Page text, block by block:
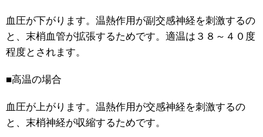
血圧が下がります。温熱作用が副交感神経を刺激するの
と、末梢血管が拡張するためです。適温は３８～４０度
程度とされます。
■高温の場合
血圧が上がります。温熱作用が交感神経を刺激するの
と、末梢神経が収縮するためです。